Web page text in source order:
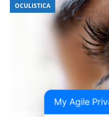
OCULISTICA
My Agile